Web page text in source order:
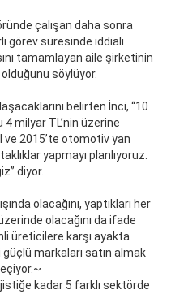
çalışan daha sonra
görev süresinde iddialı
tamamlayan aile şirketinin
söylüyor.
belirten İnci, “10
milyar TL’nin üzerine
ve 2015’te otomotiv yan
yapmayı planlıyoruz.
diyor.
olacağını, yaptıkları her
olacağını da ifade
üreticilere karşı ayakta
güçlü markaları satın almak
kadar 5 farklı sektörde